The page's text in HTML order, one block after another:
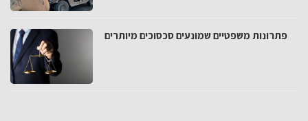
פתרונות משפטיים שמונעים סכסוכים מיותרים